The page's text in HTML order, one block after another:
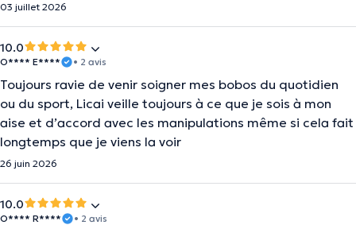
03 juillet 2026
10.0
O**** E**** • 2 avis
Toujours ravie de venir soigner mes bobos du quotidien
ou du sport, Licai veille toujours à ce que je sois à mon
aise et d’accord avec les manipulations même si cela fait
longtemps que je viens la voir
26 juin 2026
10.0
O**** R**** • 2 avis